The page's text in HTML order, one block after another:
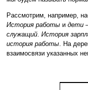
Рассмотрим, например,
История работы и дети
служащий История
история работы . На
взаимосвязи указанных